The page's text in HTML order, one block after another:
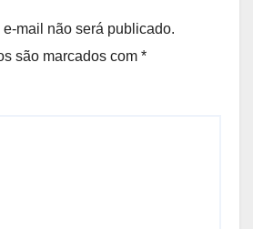
mail não será publicado.
são marcados com *